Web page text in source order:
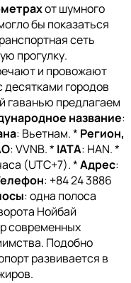
от шумного
бы показаться
сеть
прогулку.
и провожают
городов
гаванью предлагаем
название:
: Вьетнам. * Регион,
: VVNB. * IATA: HAN. *
(UTC+7). *Адрес:
: +84 24 3886
: одна полоса
Нойбай
современных
Подобно
развивается в